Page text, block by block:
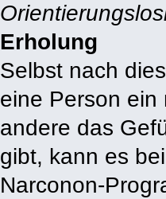
Erholung
Selbst nach
eine Person ein
andere das
gibt, kann es
Narconon-